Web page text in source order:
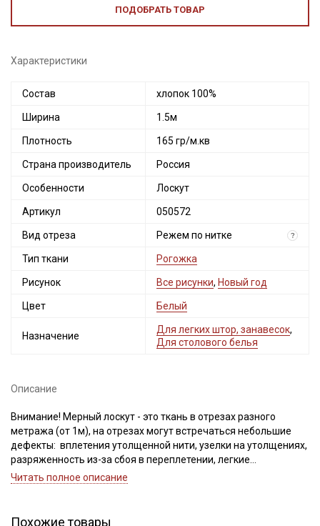
ПОДОБРАТЬ ТОВАР
Характеристики
Состав хлопок 100%
Ширина 1.5м
Плотность 165 гр/м.кв
Страна производитель Россия
Особенности Лоскут
Артикул 050572
Вид отреза Режем по нитке ?
Тип ткани Рогожка
Рисунок Все рисунки, Новый год
Цвет Белый
Назначение
Для легких штор, занавесок,
Для столового белья
Описание
Внимание! Мерный лоскут - это ткань в отрезах разного
метража (от 1м), на отрезах могут встречаться небольшие
дефекты: вплетения утолщенной нити, узелки на утолщениях,
разряженность из-за сбоя в переплетении, легкие
загрязнения вдоль кромки и на расстоянии до 5см от кромки,
менеджер для дополнительного согласования. В
Читать полное описание
Похожие товары